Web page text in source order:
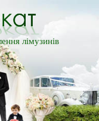
лімузинів